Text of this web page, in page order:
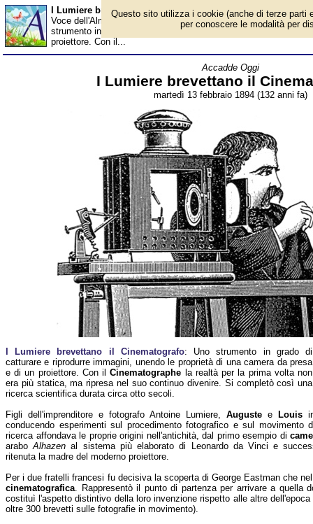
I Lumiere brevettano il Cinematografo - Almanacco
Voce dell'Almanacco del 13 febbraio, per la rubrica 'Accadde
strumento in grado di catturare e riprodurre immagini, unendo le
proiettore. Con il...
Accadde Oggi
I Lumiere brevettano il
martedì 13 febbraio 1894 (132 anni fa)
I Lumiere brevettano il Cinematografo: Uno strumento in grado di
catturare e riprodurre immagini, unendo le proprietà di una camera da presa
e di un proiettore. Con ilCinematographe la realtà per la prima volta non
era più statica, ma ripresa nel suo continuo divenire. Si completò così una
ricerca scientifica durata circa otto secoli.
Figli dell'imprenditore e fotografo Antoine Lumiere, Auguste e Louis
conducendo esperimenti sul procedimento fotografico e sul movimento
ricerca affondava le proprie origini nell'antichità, dal primo esempio di
araboAlhazen al sistema più elaborato di Leonardo da Vinci e
ritenuta la madre del moderno proiettore.
Per i due fratelli francesi fu decisiva la scoperta di George Eastman che
cinematografica. Rappresentò il punto di partenza per arrivare a quella
costituì l'aspetto distintivo della loro invenzione rispetto alle altre
oltre 300 brevetti sulle fotografie in movimento).
Questo sito utilizza i cookie (anche di terze parti
per conoscere le modalità per